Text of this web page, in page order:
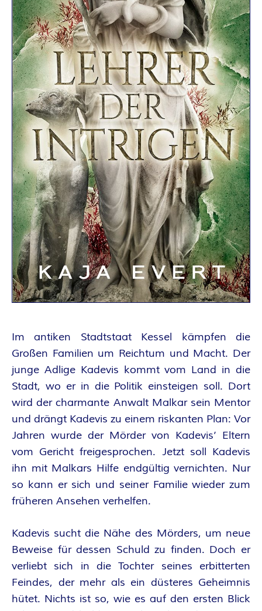
R
K
E
L
–
D
E
R
F
A
N
T
A
S
Y
A
U
T
O
R
:
Im antiken Stadtstaat Kessel kämpfen die
Großen Familien um Reichtum und Macht. Der
junge Adlige Kadevis kommt vom Land in die
Stadt, wo er in die Politik einsteigen soll. Dort
wird der charmante Anwalt Malkar sein Mentor
und drängt Kadevis zu einem riskanten Plan: Vor
Jahren wurde der Mörder von Kadevis’ Eltern
vom Gericht freigesprochen. Jetzt soll Kadevis
ihn mit Malkars Hilfe endgültig vernichten. Nur
so kann er sich und seiner Familie wieder zum
früheren Ansehen verhelfen.
Kadevis sucht die Nähe des Mörders, um neue
Beweise für dessen Schuld zu finden. Doch er
verliebt sich in die Tochter seines erbitterten
Feindes, der mehr als ein düsteres Geheimnis
hütet. Nichts ist so, wie es auf den ersten Blick